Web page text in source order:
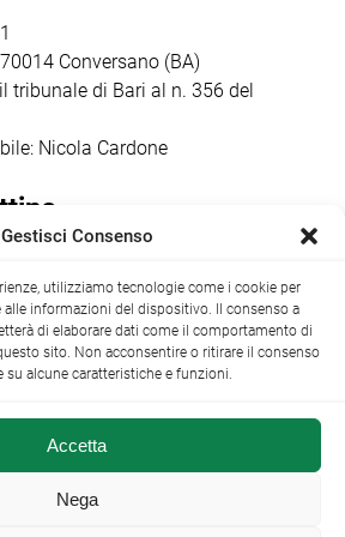
ricorrenza ha […]
Conversano (BA)
tribunale di Bari al n. 356 del
Nicola Cardone
info@nocigazzettino.it Contatti|
©2014 •
Gestisci Consenso
utilizziamo tecnologie come i cookie per
alle informazioni del dispositivo. Il consenso a
di elaborare dati come il comportamento di
sito. Non acconsentire o ritirare il consenso
alcune caratteristiche e funzioni.
Accetta
Nega